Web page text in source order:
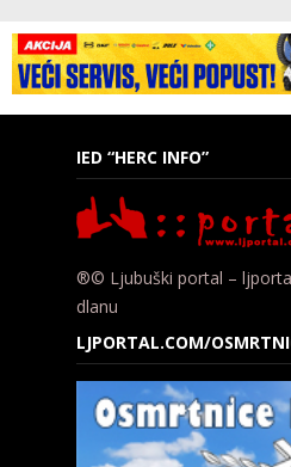
IED “HERC INFO”
®© Ljubuški portal –
dlanu
LJPORTAL.COM/